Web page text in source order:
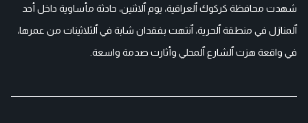
شهدت محافظة كركوك ٱلعراقية، يوم ٱلاثنين، حادثة مأساوية داخل أحد
ٱلمنازل في منطقة ٱلحرية، ٱنتهت بفقدان شابة في ٱلثلاثينات من عمرها،
في واقعة هزت ٱلشارع ٱلمحلي وأثارت صدمة واسعة.